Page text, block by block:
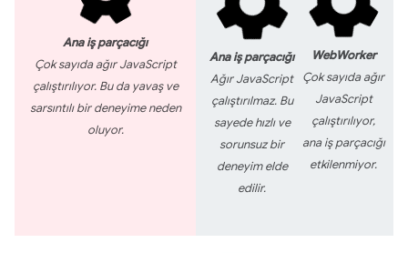
Ana iş parçacığı
Çok sayıda ağır JavaScript
çalıştırılıyor. Bu da yavaş ve
sarsıntılı bir deneyime neden
oluyor.
Ana iş parçacığı
Ağır JavaScript
çalıştırılmaz. Bu
sayede hızlı ve
sorunsuz bir
deneyim elde
edilir.
WebWorker
Çok sayıda ağır
JavaScript
çalıştırılıyor,
ana iş parçacığı
etkilenmiyor.